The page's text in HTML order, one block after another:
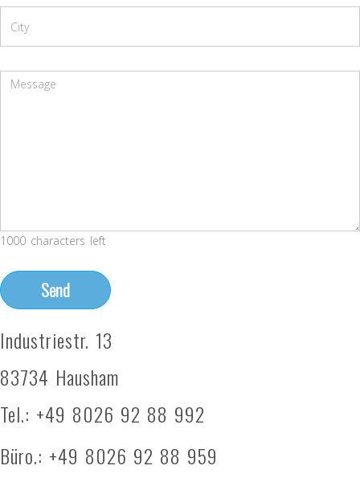
1000 characters left
Industriestr. 13
83734 Hausham
Tel.: +49 8026 92 88 992
Büro.: +49 8026 92 88 959